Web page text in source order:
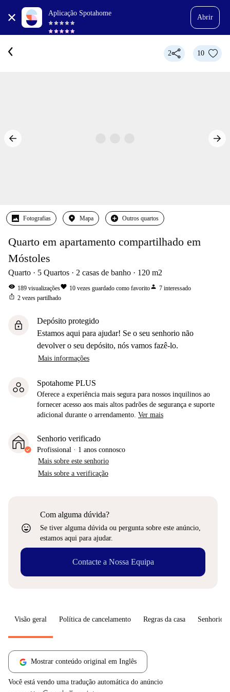
Aplicação Spotahome
Abrir
2 10
Fotografias Mapa Outros quartos
Quarto em apartamento compartilhado em
Móstoles
Quarto 5 Quartos 2 casas de banho 120 m2
visibility 189 visualizaçõesfavorite 10 vezes guardado como favoritoperson 7 interessado
ios_share 2 vezes partilhado
lock
Depósito protegido
Estamos aqui para ajudar! Se o seu senhorio não
devolver o seu depósito, nós vamos fazê-lo.
Mais informações
Spotahome PLUS
Oferece a experiência mais segura para nossos inquilinos ao
fornecer acesso aos mais altos padrões de segurança e suporte
adicional durante o arrendamento. Ver mais
Senhorio verificado
Profissional · 1 anos connosco
Mais sobre este senhorio
Mais sobre a verificação
sentiment_very_satisfied
Com alguma dúvida?
Se tiver alguma dúvida ou pergunta sobre este anúncio,
estamos aqui para ajudar.
Contacte a Nossa Equipa
Visão geral Política de cancelamento Regras da casa Senhorio
Mostrar conteúdo original em Inglês
Você está vendo uma tradução automática do anúncio